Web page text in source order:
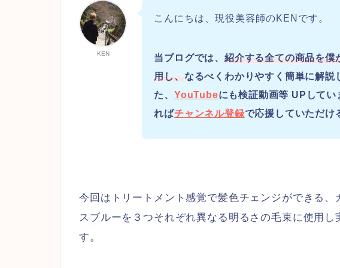
KEN
こんにちは、現役美容師のKENです。
当ブログでは、 紹介する全ての商品を僕
用し、なるべくわかりやすく簡単に解説
た、 YouTubeにも検証動画等 UPしてい
ればチャンネル登録で応援していただけ
今回はトリートメント感覚で髪色チェンジができる
スブルーを３つそれぞれ異なる明るさの毛束に使用し
す。